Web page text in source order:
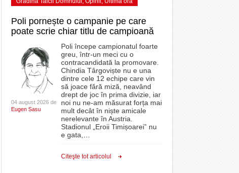
Poli pornește o campanie pe care
poate scrie chiar titlu de campioană
04 august 2026 de
Eugen Sasu
Poli începe campionatul foarte
greu, într-un meci cu o
contracandidată la promovare.
Chindia Târgoviște nu e una
dintre cele 12 echipe care vin
să joace fără miză, neavând
drept de joc în prima divizie, iar
noi nu ne-am măsurat forța mai
mult decât în niște amicale
nerelevante în Austria.
Stadionul „Eroii Timișoarei” nu
e gata,
Citeşte tot articolul